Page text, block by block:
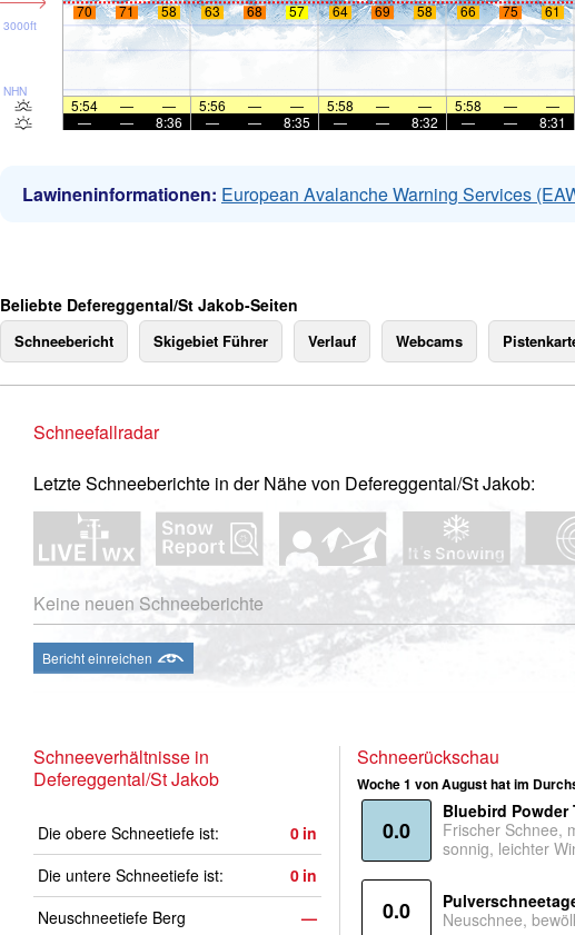
NHN
3000ft
70 71 58 63 68 57 64 69 58 66 75 61
5:54 — — 5:56 — — 5:58 — — 5:58 — —
—
— 8:36 — — 8:35 — — 8:32 — — 8:31
Lawineninformationen: European Avalanche Warning Services
Beliebte Defereggental/St Jakob-Seiten
Schneebericht Skigebiet Führer Verlauf Webcams
Schneefallradar
Letzte Schneeberichte in der Nähe von Defereggental/St Jakob:
Keine neuen Schneeberichte
Bericht einreichen
Schneeverhältnisse in
Defereggental/St Jakob
Die obere Schneetiefe ist: 0 in
Die untere Schneetiefe ist:
0 in
Neuschneetiefe Berg
—
Schneerückschau
Woche 1 von August hat im
0.0
Bluebird Powder
Frischer Schnee,
sonnig, leichter
0.0
Neuschnee,